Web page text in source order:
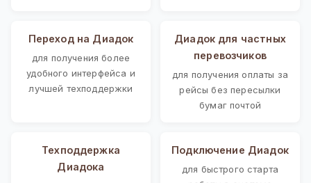
Переход на Диадок
для получения более
удобного интерфейса и
лучшей техподдержки
Диадок для частных
перевозчиков
для получения оплаты за
рейсы без пересылки
бумаг почтой
Техподдержка
Диадока
Подключение Диадок
для быстрого старта